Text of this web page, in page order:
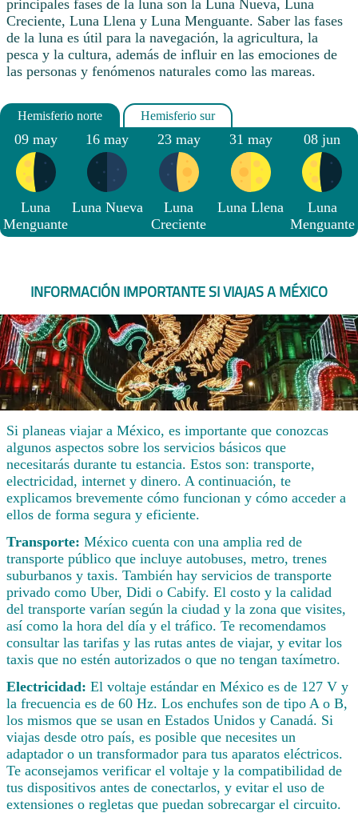
principales fases de la luna son la Luna Nueva, Luna
Creciente, Luna Llena y Luna Menguante. Saber las fases
de la luna es útil para la navegación, la agricultura, la
pesca y la cultura, además de influir en las emociones de
las personas y fenómenos naturales como las mareas.
09 may
Luna
Menguante
16 may
Luna Nueva
23 may
Luna
Creciente
31 may
Luna Llena
08 jun
Luna
Menguante
INFORMACIÓN IMPORTANTE SI VIAJAS A MÉXICO
Si planeas viajar a México, es importante que conozcas
algunos aspectos sobre los servicios básicos que
necesitarás durante tu estancia. Estos son: transporte,
electricidad, internet y dinero. A continuación, te
explicamos brevemente cómo funcionan y cómo acceder a
ellos de forma segura y eficiente.
Transporte: México cuenta con una amplia red de
transporte público que incluye autobuses, metro, trenes
suburbanos y taxis. También hay servicios de transporte
privado como Uber, Didi o Cabify. El costo y la calidad
del transporte varían según la ciudad y la zona que visites,
así como la hora del día y el tráfico. Te recomendamos
consultar las tarifas y las rutas antes de viajar, y evitar los
taxis que no estén autorizados o que no tengan taxímetro.
Electricidad: El voltaje estándar en México es de 127 V y
la frecuencia es de 60 Hz. Los enchufes son de tipo A o B,
los mismos que se usan en Estados Unidos y Canadá. Si
viajas desde otro país, es posible que necesites un
adaptador o un transformador para tus aparatos eléctricos.
Te aconsejamos verificar el voltaje y la compatibilidad de
tus dispositivos antes de conectarlos, y evitar el uso de
extensiones o regletas que puedan sobrecargar el circuito.